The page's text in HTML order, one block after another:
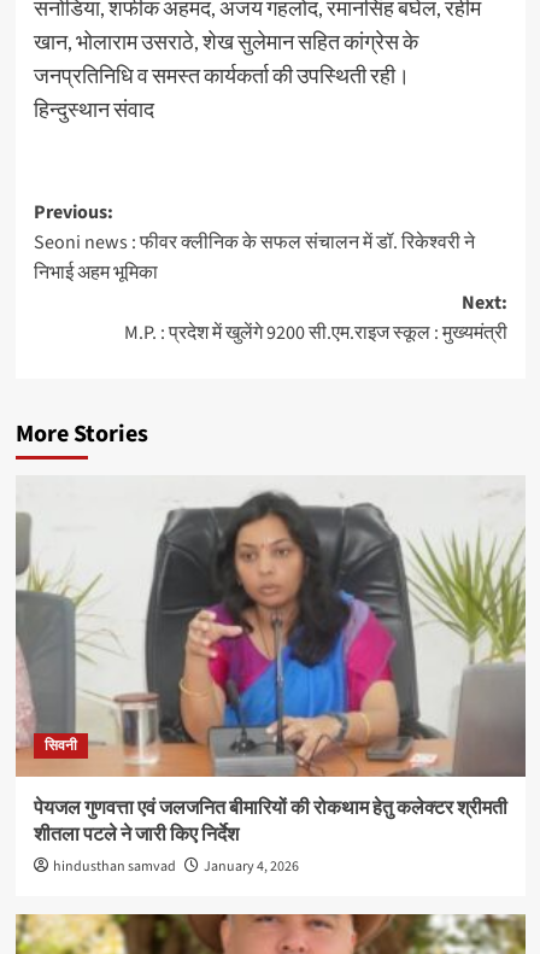
सनोडिया, शफीक अहमद, अजय गहलोद, रमानसिंह बघेल, रहीम
खान, भोलाराम उसराठे, शेख सुलेमान सहित कांग्रेस के
जनप्रतिनिधि व समस्त कार्यकर्ता की उपस्थिती रही।
हिन्दुस्थान संवाद
Post
navigation
Previous:
Seoni news : फीवर क्‍लीनिक के सफल संचालन में डॉ. रिकेश्‍वरी ने
निभाई अहम भूमिका
Next:
M.P. : प्रदेश में खुलेंगे 9200 सी.एम.राइज स्कूल : मुख्यमंत्री
More Stories
सिवनी
पेयजल गुणवत्ता एवं जलजनित बीमारियों की रोकथाम हेतु कलेक्टर श्रीमती
शीतला पटले ने जारी किए निर्देश
hindusthan samvad January 4, 2026